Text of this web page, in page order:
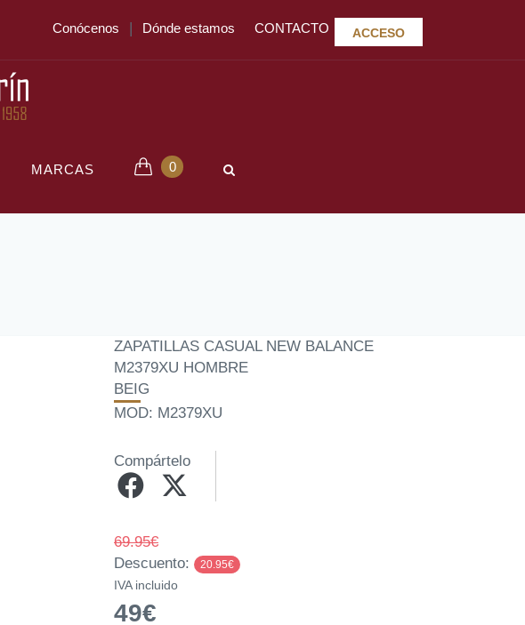
Conócenos | Dónde estamos CONTACTO ACCESO
MARCAS 0
ZAPATILLAS CASUAL NEW BALANCE
M2379XU HOMBRE
BEIG
MOD: M2379XU
Compártelo
69.95€
Descuento:
20.95€
IVA incluido
49€